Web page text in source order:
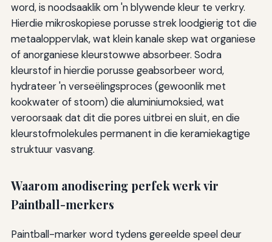
word, is noodsaaklik om 'n blywende kleur te verkry.
Hierdie mikroskopiese porusse strek loodgierig tot die
metaaloppervlak, wat klein kanale skep wat organiese
of anorganiese kleurstowwe absorbeer. Sodra
kleurstof in hierdie porusse geabsorbeer word,
hydrateer 'n verseëlingsproces (gewoonlik met
kookwater of stoom) die aluminiumoksied, wat
veroorsaak dat dit die pores uitbrei en sluit, en die
kleurstofmolekules permanent in die keramiekagtige
struktuur vasvang.
Waarom anodisering perfek werk vir
Paintball-merkers
Paintball-marker word tydens gereelde speel deur